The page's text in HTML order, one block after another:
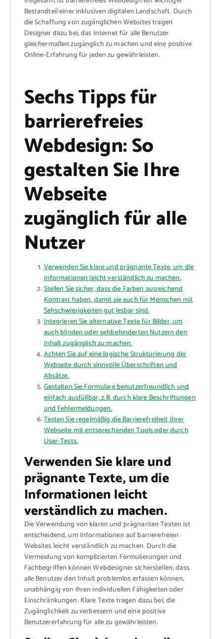
Bestandteil einer inklusiven digitalen Landschaft. Durch
die Schaffung von zugänglichen Websites tragen
Designer dazu bei, das Internet für alle Benutzer
gleichermaßen zugänglich zu machen und eine positive
Online-Erfahrung für jeden zu gewährleisten.
Sechs Tipps für
barrierefreies
Webdesign: So
gestalten Sie Ihre
Webseite
zugänglich für alle
Nutzer
Verwenden Sie klare und prägnante Texte, um die
Informationen leicht verständlich zu machen.
Stellen Sie sicher, dass die Farben ausreichend
Kontrast haben, damit sie auch für Menschen mit
Sehschwierigkeiten gut lesbar sind.
Integrieren Sie alternative Texte für Bilder, um
auch blinden oder sehbehinderten Nutzern den
Inhalt zugänglich zu machen.
Achten Sie auf eine logische Strukturierung der
Webseite durch sinnvolle Überschriften und
Absätze.
Gestalten Sie Formulare benutzerfreundlich und
einfach ausfüllbar, z.B. durch klare Beschriftungen
und Fehlermeldungen.
Testen Sie regelmäßig die Barrierefreiheit Ihrer
Webseite mit entsprechenden Tools oder durch
User-Tests.
Verwenden Sie klare und
prägnante Texte, um die
Informationen leicht
verständlich zu machen.
Die Verwendung von klaren und prägnanten Texten ist
entscheidend, um Informationen auf barrierefreien
Websites leicht verständlich zu machen. Durch die
Vermeidung von komplizierten Formulierungen und
Fachbegriffen können Webdesigner sicherstellen, dass
alle Benutzer den Inhalt problemlos erfassen können,
unabhängig von ihren individuellen Fähigkeiten oder
Einschränkungen. Klare Texte tragen dazu bei, die
Zugänglichkeit zu verbessern und eine positive
Benutzererfahrung für alle zu gewährleisten.